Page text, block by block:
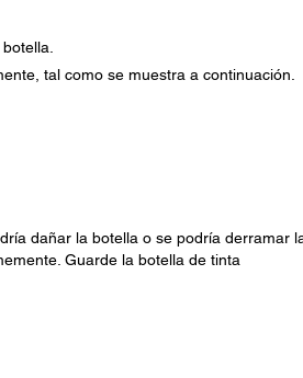
tal como se muestra a continuación.
dañar la botella o se podría derramar
Guarde la botella de tinta